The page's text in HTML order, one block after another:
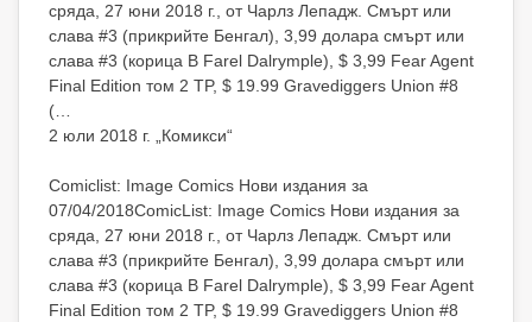
сряда, 27 юни 2018 г., от Чарлз Лепадж. Смърт или
слава #3 (прикрийте Бенгал), 3,99 долара смърт или
слава #3 (корица B Farel Dalrymple), $ 3,99 Fear Agent
Final Edition том 2 TP, $ 19.99 Gravediggers Union #8
(…
2 юли 2018 г. „Комикси“
Comiclist: Image Comics Нови издания за
07/04/2018ComicList: Image Comics Нови издания за
сряда, 27 юни 2018 г., от Чарлз Лепадж. Смърт или
слава #3 (прикрийте Бенгал), 3,99 долара смърт или
слава #3 (корица B Farel Dalrymple), $ 3,99 Fear Agent
Final Edition том 2 TP, $ 19.99 Gravediggers Union #8